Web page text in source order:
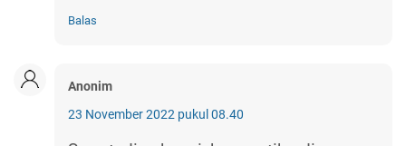
Balas
Anonim
23 November 2022 pukul 08.40